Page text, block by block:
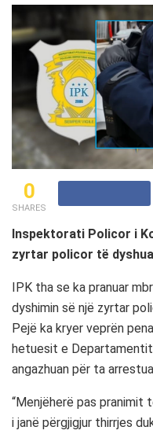
0
SHARES
Inspektorati Policor i
zyrtar policor të
IPK tha se ka pranuar
dyshimin së një zyrtar
Pejë ka kryer veprën
hetuesit e
angazhuan për ta
“Menjëherë pas
i janë përgjigjur thirrjes